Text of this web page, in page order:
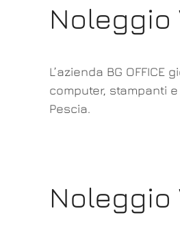
Noleggio
L’azienda BG
computer, stampanti
Pescia.
Noleggio